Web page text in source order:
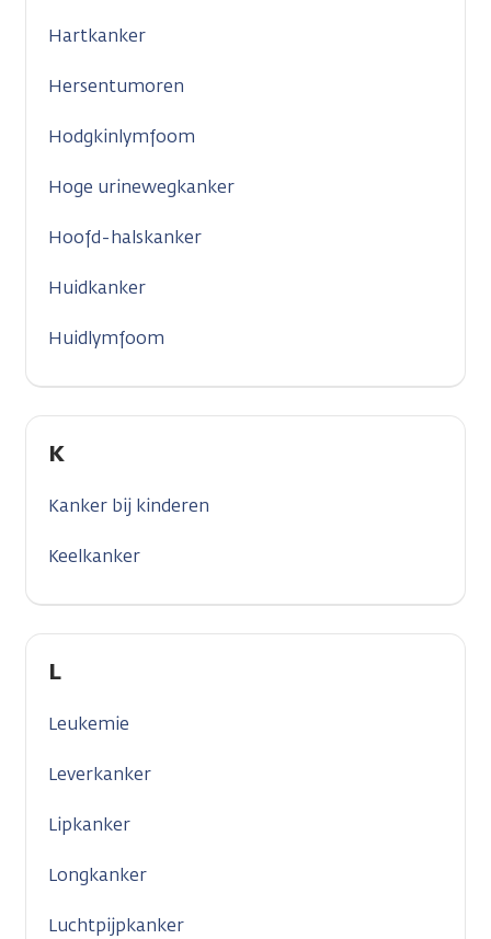
Hartkanker
Hersentumoren
Hodgkinlymfoom
Hoge urinewegkanker
Hoofd-halskanker
Huidkanker
Huidlymfoom
K
Kanker bij kinderen
Keelkanker
L
Leukemie
Leverkanker
Lipkanker
Longkanker
Luchtpijpkanker